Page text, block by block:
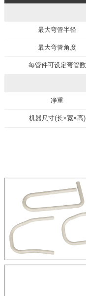
最大弯管半径
最大弯管角度
每管件可设定弯管数
净重
机器尺寸(长×宽×高)